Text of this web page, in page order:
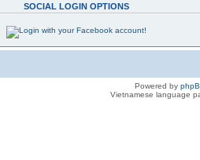
SOCIAL LOGIN OPTIONS
Powered by
Vietnamese language